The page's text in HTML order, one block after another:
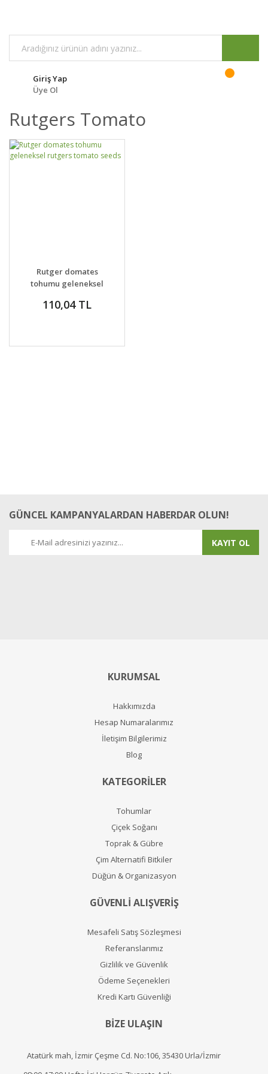
Giriş Yap
Üye Ol
Rutgers Tomato
DETAYLAR SEPETE EKLE
Rutger domates
tohumu geleneksel
110,04 TL
GÜNCEL KAMPANYALARDAN HABERDAR OLUN!
KAYIT OL
KURUMSAL
Hakkımızda
Hesap Numaralarımız
İletişim Bilgilerimiz
Blog
KATEGORİLER
Tohumlar
Çiçek Soğanı
Toprak & Gübre
Çim Alternatifi Bitkiler
Düğün & Organizasyon
GÜVENLİ ALIŞVERİŞ
Mesafeli Satış Sözleşmesi
Referanslarımız
Gizlilik ve Güvenlik
Ödeme Seçenekleri
Kredi Kartı Güvenliği
BİZE ULAŞIN
Atatürk mah, İzmir Çeşme Cd. No:106, 35430 Urla/İzmir